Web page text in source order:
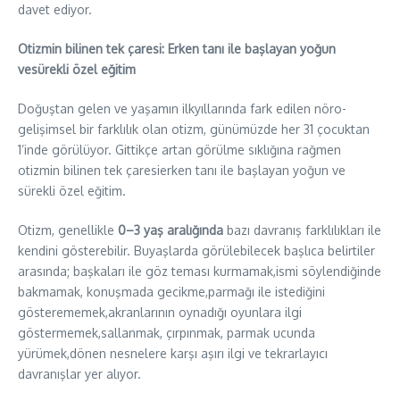
davet ediyor.
Otizmin bilinen tek çaresi: Erken tanı ile başlayan yoğun
vesürekli özel eğitim
Doğuştan gelen ve yaşamın ilkyıllarında fark edilen nöro-
gelişimsel bir farklılık olan otizm, günümüzde her 31 çocuktan
1’inde görülüyor. Gittikçe artan görülme sıklığına rağmen
otizmin bilinen tek çaresierken tanı ile başlayan yoğun ve
sürekli özel eğitim.
Otizm, genellikle 0–3 yaş aralığında bazı davranış farklılıkları ile
kendini gösterebilir. Buyaşlarda görülebilecek başlıca belirtiler
arasında; başkaları ile göz teması kurmamak,ismi söylendiğinde
bakmamak, konuşmada gecikme,parmağı ile istediğini
gösterememek,akranlarının oynadığı oyunlara ilgi
göstermemek,sallanmak, çırpınmak, parmak ucunda
yürümek,dönen nesnelere karşı aşırı ilgi ve tekrarlayıcı
davranışlar yer alıyor.